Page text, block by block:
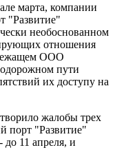
марта, компании
"Развитие"
необоснованном
отношения
ООО
пути
их доступу на
жалобы трех
порт "Развитие"
до 11 апреля, и